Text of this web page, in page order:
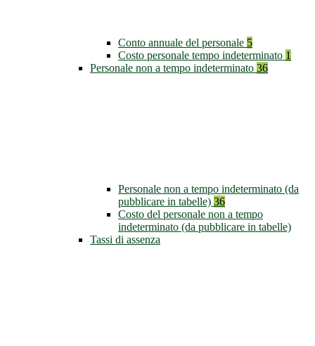
Conto annuale del personale 5
Costo personale tempo indeterminato 1
Personale non a tempo indeterminato 36
Personale non a tempo indeterminato (da
pubblicare in tabelle) 36
Costo del personale non a tempo
indeterminato (da pubblicare in tabelle)
Tassi di assenza